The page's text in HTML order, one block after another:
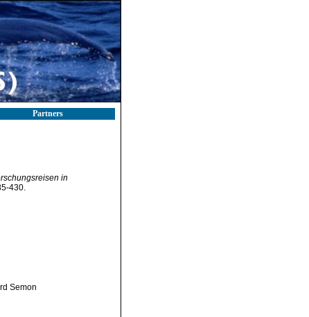
Partners
in
430.
Semon